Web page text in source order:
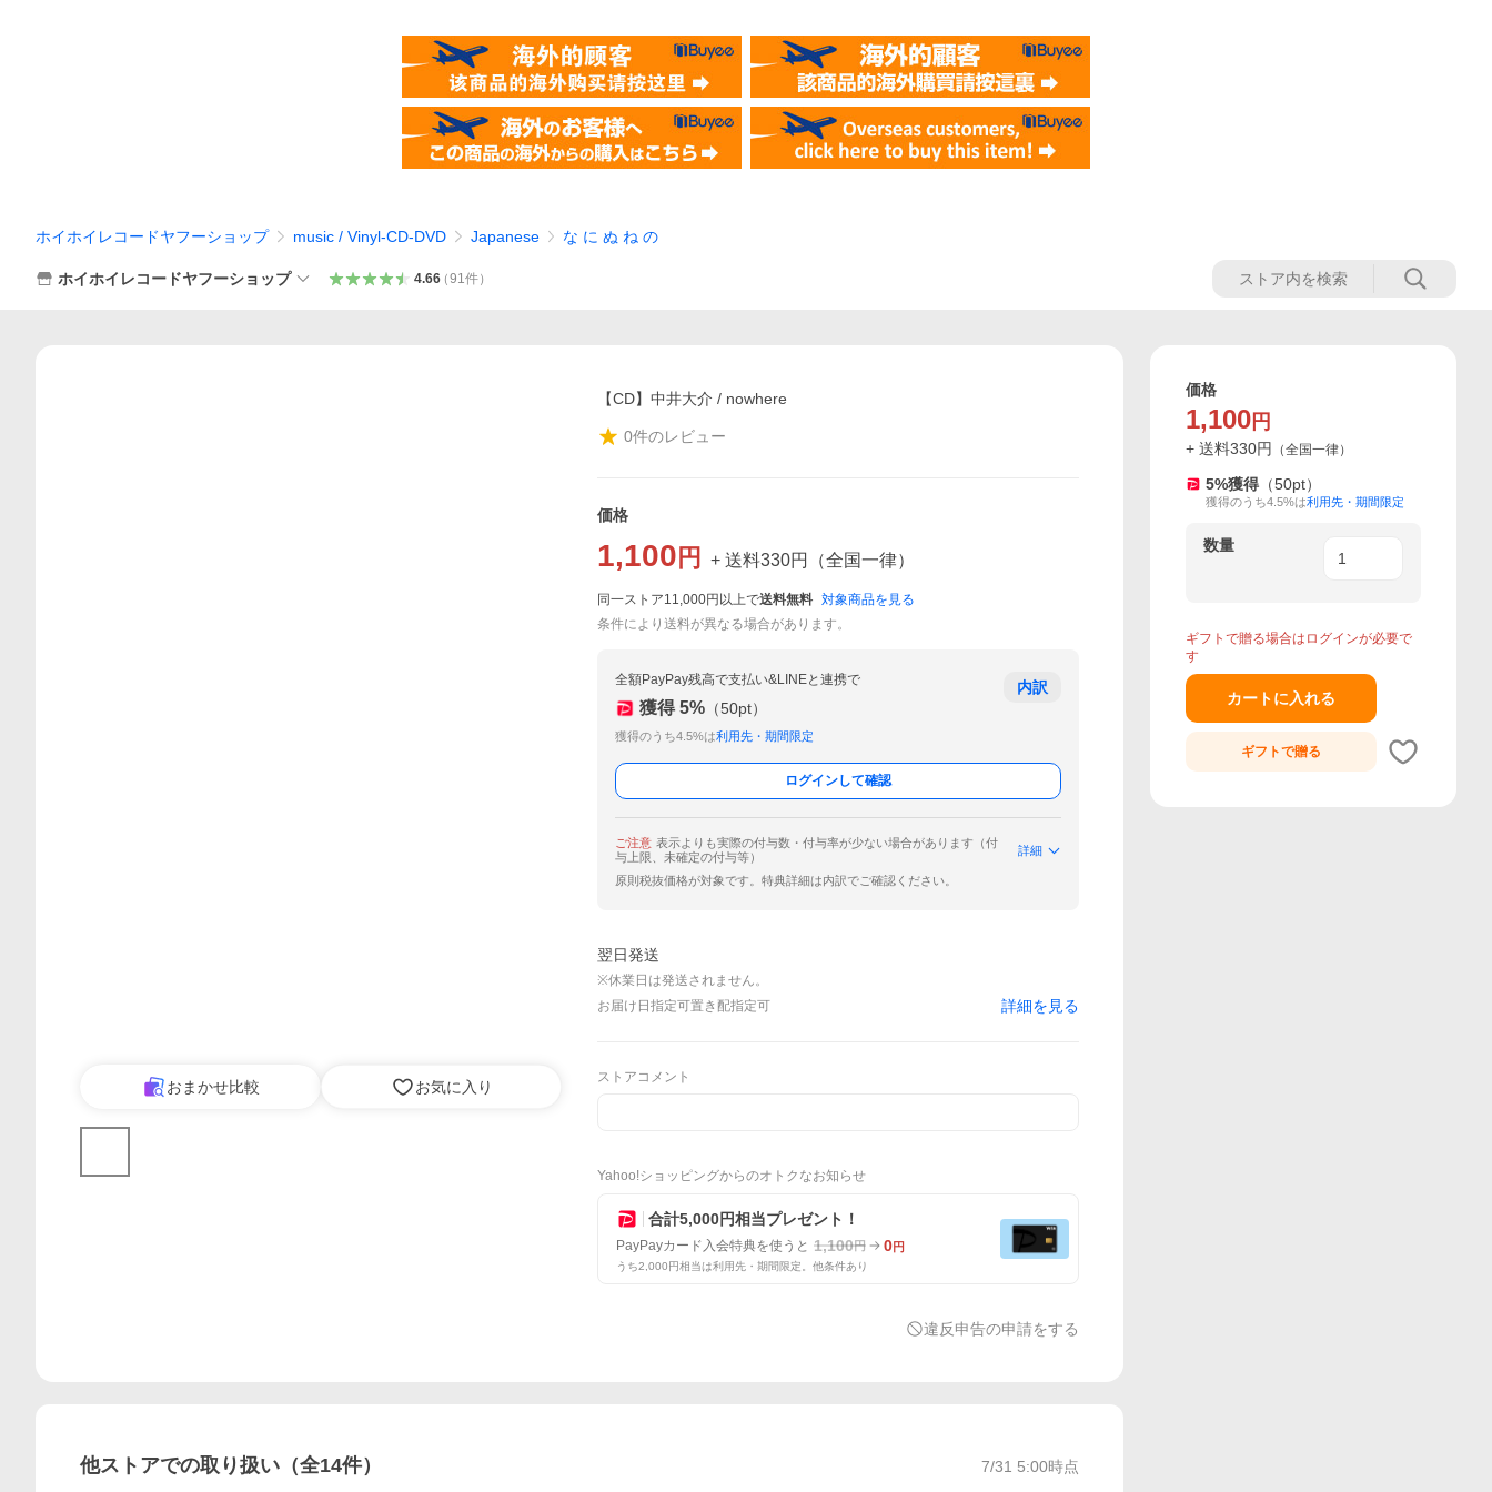
ホイホイレコードヤフーショップ music / Vinyl-CD-DVD Japanese な に ぬ ね の
ホイホイレコードヤフーショップ 4.66（91件）
おまかせ比較 お気に入り
【CD】中井大介 / nowhere
0件のレビュー
価格
1,100 円 + 送料330円 （全国一律）
同一ストア11,000円以上で送料無料 対象商品を見る
条件により送料が異なる場合があります。
全額PayPay残高で支払い&LINEと連携で
獲得 5% （50pt）
獲得のうち4.5%は利用先・期間限定
内訳
ログインして確認
ご注意 表示よりも実際の付与数・付与率が少ない場合があります（付
与上限、未確定の付与等）
詳細
原則税抜価格が対象です。特典詳細は内訳でご確認ください。
翌日発送
※休業日は発送されません。
お届け日指定可置き配指定可 詳細を見る
ストアコメント
Yahoo!ショッピングからのオトクなお知らせ
合計5,000円相当プレゼント！
PayPayカード入会特典を使うと 1,100円 0円
うち2,000円相当は利用先・期間限定。他条件あり
違反申告の申請をする
他ストアでの取り扱い（全14件） 7/31 5:00時点
価格
1,100 円
+ 送料330円 （全国一律）
5%獲得 （50pt）
獲得のうち4.5%は利用先・期間限定
数量
ギフトで贈る場合はログインが必要で
す
カートに入れる
ギフトで贈る